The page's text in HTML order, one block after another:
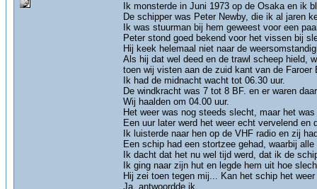
Ik monsterde in Juni 1973 op de Osaka en ik
De schipper was Peter Newby, die ik al jaren
Ik was stuurman bij hem geweest voor een
Peter stond goed bekend voor het vissen bij
Hij keek helemaal niet naar de
Als hij dat wel deed en de trawl scheep hield,
toen wij visten aan de zuid kant van de Faroer
Ik had de midnacht wacht tot 06.30 uur.
De windkracht was 7 tot 8 BF. en er waren
Wij haalden om 04.00 uur.
Het weer was nog steeds slecht, maar het
Een uur later werd het weer echt vervelend
Ik luisterde naar hen op de VHF radio en zij
Een schip had een stortzee gehad, waarbij
Ik dacht dat het nu wel tijd werd, dat ik de
Ik ging naar zijn hut en legde hem uit hoe
Hij zei toen tegen mij... Kan het schip het weer
Ja, antwoordde ik.